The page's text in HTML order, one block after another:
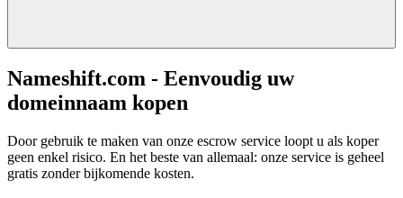
Nameshift.com - Eenvoudig uw
domeinnaam kopen
Door gebruik te maken van onze escrow service loopt u als koper
geen enkel risico. En het beste van allemaal: onze service is geheel
gratis zonder bijkomende kosten.